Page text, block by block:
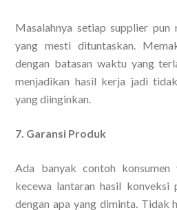
Masalahnya setiap supplier pun
yang mesti dituntaskan.
dengan batasan waktu yang
menjadikan hasil kerja jadi
yang diinginkan.
7. Garansi Produk
Ada banyak contoh
kecewa lantaran hasil konveksi
dengan apa yang diminta. Tidak